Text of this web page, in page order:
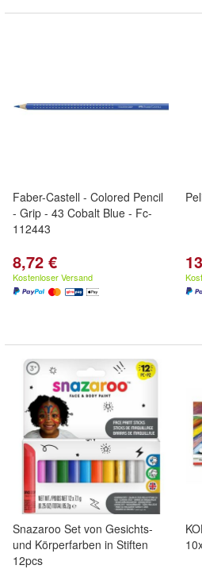
Faber-Castell - Colored Pencil
- Grip - 43 Cobalt Blue - Fc-
112443
8,72 €
Kostenloser Versand
Snazaroo Set von Gesichts-
und Körperfarben in Stiften
12pcs